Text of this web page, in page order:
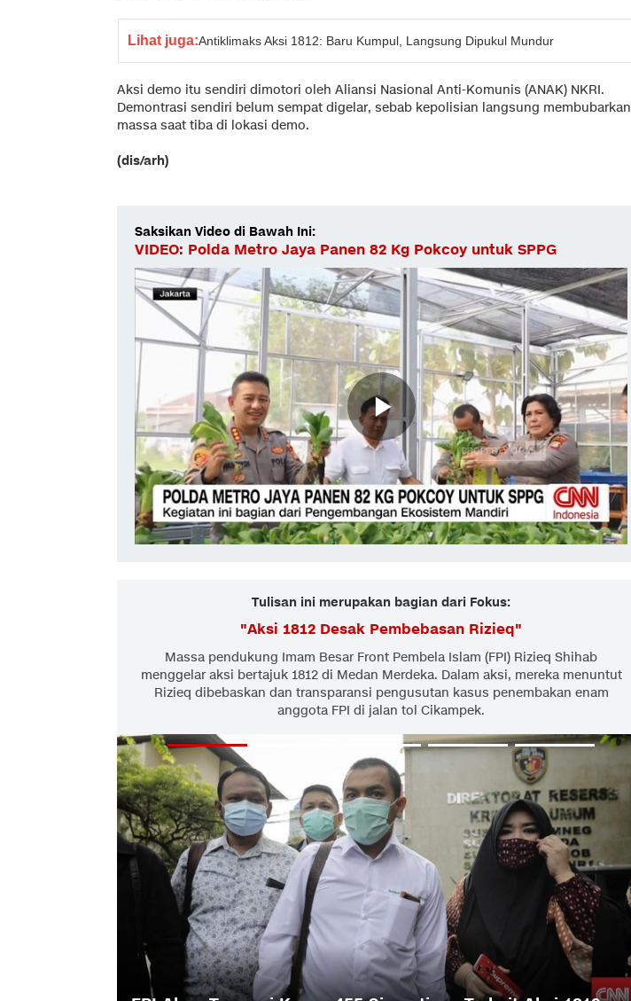
Lihat juga:Antiklimaks Aksi 1812: Baru Kumpul, Langsung Dipukul Mundur
Aksi demo itu sendiri dimotori oleh Aliansi Nasional Anti-Komunis (ANAK) NKRI.
Demontrasi sendiri belum sempat digelar, sebab kepolisian langsung membubarkan
massa saat tiba di lokasi demo.
(dis/arh)
Saksikan Video di Bawah Ini:
VIDEO: Polda Metro Jaya Panen 82 Kg Pokcoy untuk SPPG
Tulisan ini merupakan bagian dari Fokus:
"Aksi 1812 Desak Pembebasan Rizieq"
Massa pendukung Imam Besar Front Pembela Islam (FPI) Rizieq Shihab
menggelar aksi bertajuk 1812 di Medan Merdeka. Dalam aksi, mereka menuntut
Rizieq dibebaskan dan transparansi pengusutan kasus penembakan enam
anggota FPI di jalan tol Cikampek.